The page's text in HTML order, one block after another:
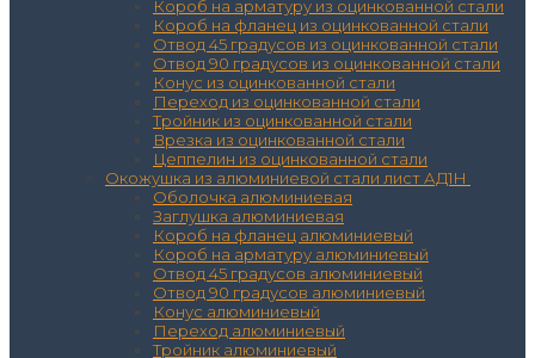
Короб на арматуру из оцинкованной стали
Короб на фланец из оцинкованной стали
Отвод 45 градусов из оцинкованной стали
Отвод 90 градусов из оцинкованной стали
Конус из оцинкованной стали
Переход из оцинкованной стали
Тройник из оцинкованной стали
Врезка из оцинкованной стали
Цеппелин из оцинкованной стали
Окожушка из алюминиевой стали лист АД1Н
Оболочка алюминиевая
Заглушка алюминиевая
Короб на фланец алюминиевый
Короб на арматуру алюминиевый
Отвод 45 градусов алюминиевый
Отвод 90 градусов алюминиевый
Конус алюминиевый
Переход алюминиевый
Тройник алюминиевый